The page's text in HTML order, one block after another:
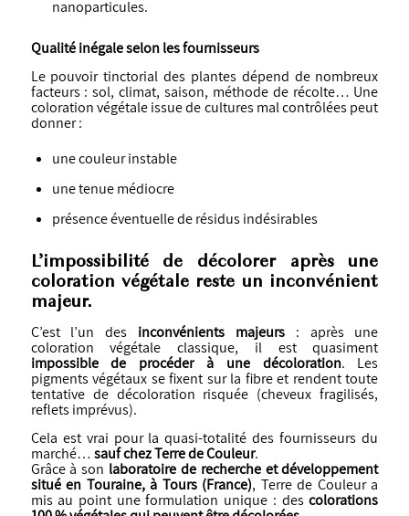
nanoparticules.
Qualité inégale selon les fournisseurs
Le pouvoir tinctorial des plantes dépend de nombreux
facteurs : sol, climat, saison, méthode de récolte… Une
coloration végétale issue de cultures mal contrôlées peut
donner :
une couleur instable
une tenue médiocre
présence éventuelle de résidus indésirables
L’impossibilité de décolorer après une
coloration végétale reste un inconvénient
majeur.
C’est l’un des inconvénients majeurs: après une
coloration végétale classique, il est quasiment
impossible de procéder à une décoloration. Les
pigments végétaux se fixent sur la fibre et rendent toute
tentative de décoloration risquée (cheveux fragilisés,
reflets imprévus).
Cela est vrai pour la quasi-totalité des fournisseurs du
marché…sauf chez Terre de Couleur.
Grâce à son laboratoire de recherche et développement
situé en Touraine, à Tours (France), Terre de Couleur a
mis au point une formulation unique : descolorations